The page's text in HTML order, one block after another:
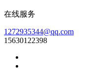
在线服务
1272935344@qq.com
15630122398